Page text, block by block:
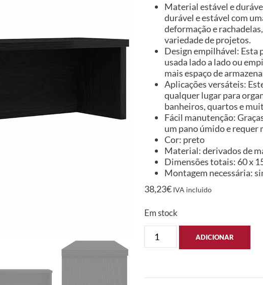
Material estável e
durável e estável com
deformação e
variedade de projetos.
Design empilhável: Esta
usada lado a lado ou
mais espaço de
Aplicações versáteis:
qualquer lugar para
banheiros, quartos e
Fácil manutenção:
um pano úmido e requer
Cor: preto
Material: derivados de
Dimensões totais: 60 x
Montagem necessária:
38,23€ IVA incluido
Em stock
ADICIONAR